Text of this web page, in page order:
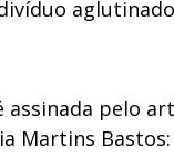
assinada pelo
Martins